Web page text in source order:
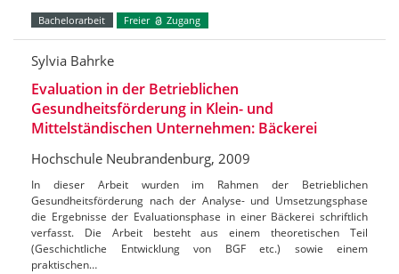
Bachelorarbeit Freier Zugang
Sylvia Bahrke
Evaluation in der Betrieblichen
Gesundheitsförderung in Klein- und
Mittelständischen Unternehmen: Bäckerei
Hochschule Neubrandenburg, 2009
In dieser Arbeit wurden im Rahmen der Betrieblichen
Gesundheitsförderung nach der Analyse- und Umsetzungsphase
die Ergebnisse der Evaluationsphase in einer Bäckerei schriftlich
verfasst. Die Arbeit besteht aus einem theoretischen Teil
(Geschichtliche Entwicklung von BGF etc.) sowie einem
praktischen…